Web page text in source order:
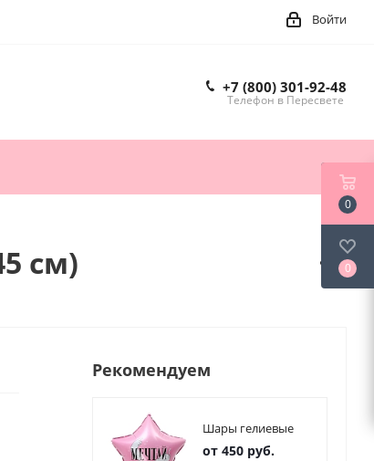
Войти
+7 (800) 301-92-48
Телефон в Пересвете
см)
Рекомендуем
Шары гелиевые
от 450 руб.
0
0